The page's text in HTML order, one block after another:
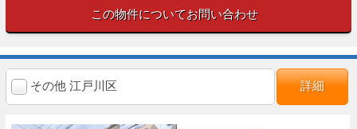
この物件についてお問い合わせ
その他 江戸川区 詳細